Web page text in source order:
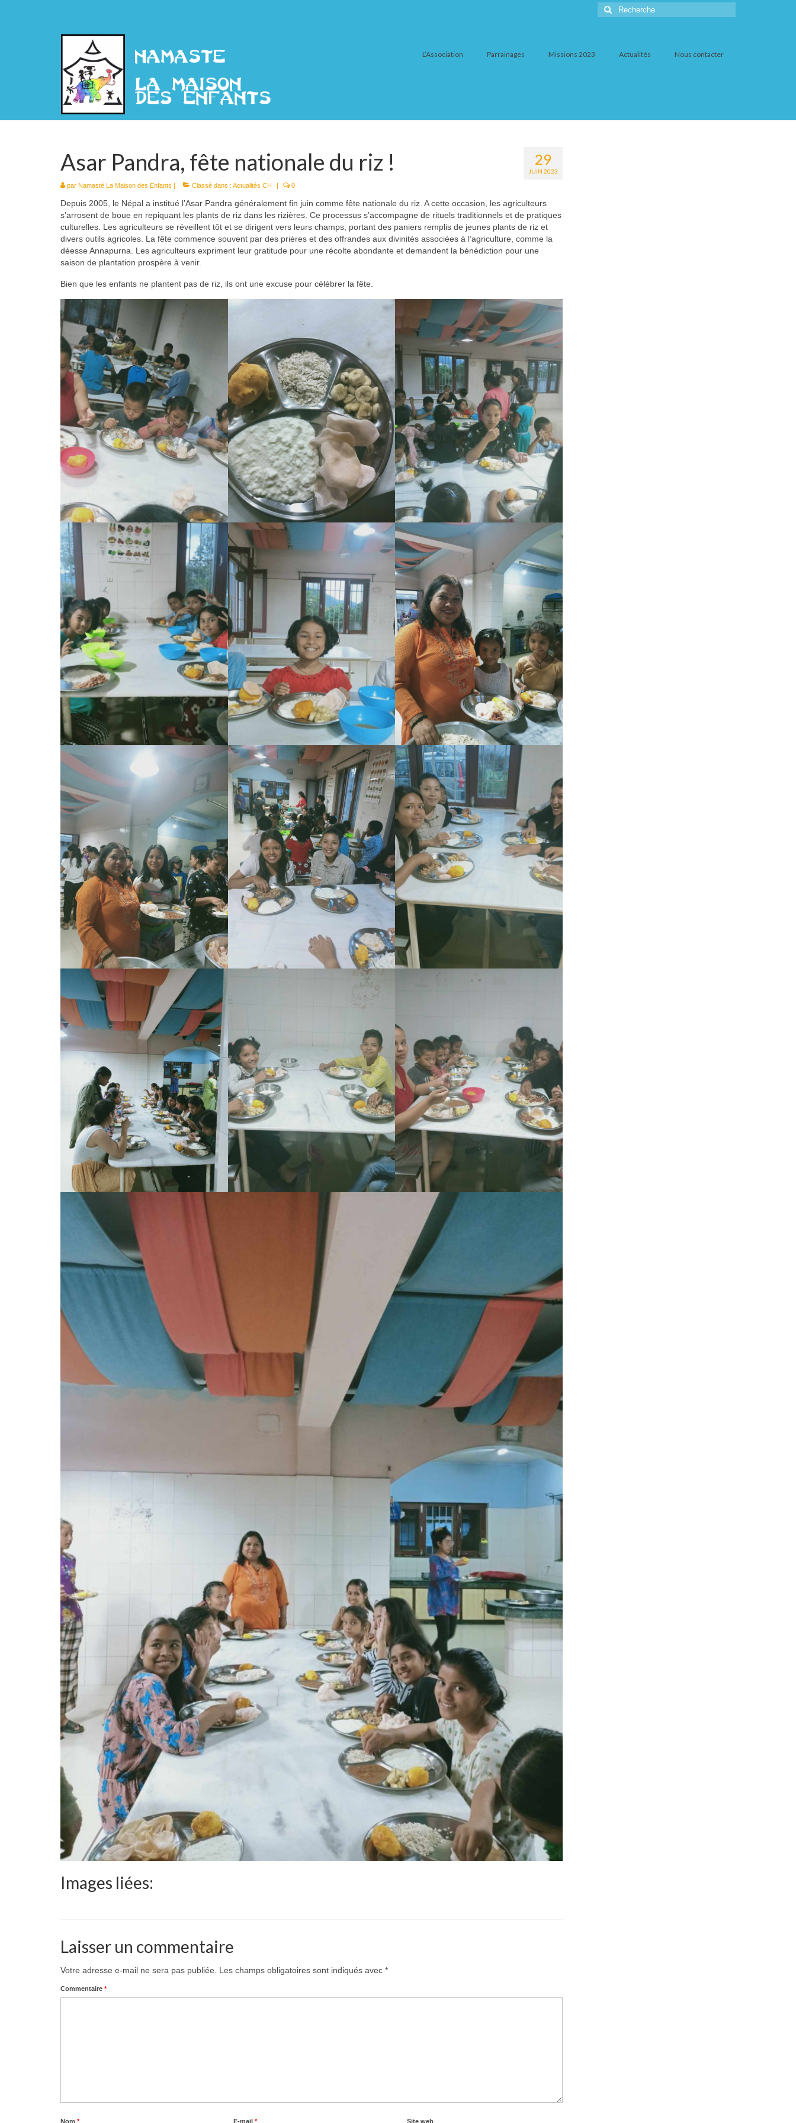
Rechercher
:
L’Association Parrainages Missions 2023 Actualités Nous contacter
29
JUIN 2023
Asar Pandra, fête nationale du riz !
par Namasté La Maison des Enfants | Classé dans : Actualités CH | 0
Depuis 2005, le Népal a institué l’Asar Pandra généralement fin juin comme fête nationale du riz. A cette occasion, les agriculteurs
s’arrosent de boue en repiquant les plants de riz dans les rizières. Ce processus s’accompagne de rituels traditionnels et de pratiques
culturelles. Les agriculteurs se réveillent tôt et se dirigent vers leurs champs, portant des paniers remplis de jeunes plants de riz et
divers outils agricoles. La fête commence souvent par des prières et des offrandes aux divinités associées à l’agriculture, comme la
déesse Annapurna. Les agriculteurs expriment leur gratitude pour une récolte abondante et demandent la bénédiction pour une
saison de plantation prospère à venir.
Bien que les enfants ne plantent pas de riz, ils ont une excuse pour célébrer la fête.
Images liées:
Laisser un commentaire
Votre adresse e-mail ne sera pas publiée. Les champs obligatoires sont indiqués avec *
Commentaire *
Nom * E-mail* Site web